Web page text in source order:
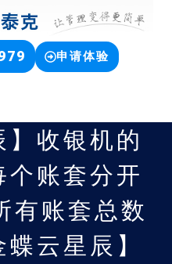
申请体验
】收银机的
账套分开
有账套总数
云星辰】